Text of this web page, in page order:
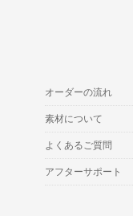
オーダーの流れ
素材について
よくあるご質問
アフターサポート